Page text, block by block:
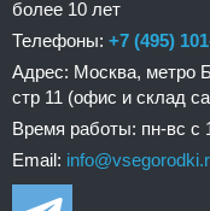
более 10 лет
Телефоны: +7 (495)
Адрес: Москва, метро
стр 11 (офис и склад
Время работы: пн-вс с
Email: